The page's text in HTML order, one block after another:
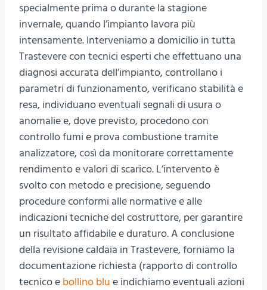
specialmente prima o durante la stagione
invernale, quando l’impianto lavora più
intensamente. Interveniamo a domicilio in tutta
Trastevere con tecnici esperti che effettuano una
diagnosi accurata dell’impianto, controllano i
parametri di funzionamento, verificano stabilità e
resa, individuano eventuali segnali di usura o
anomalie e, dove previsto, procedono con
controllo fumi e prova combustione tramite
analizzatore, così da monitorare correttamente
rendimento e valori di scarico. L’intervento è
svolto con metodo e precisione, seguendo
procedure conformi alle normative e alle
indicazioni tecniche del costruttore, per garantire
un risultato affidabile e duraturo. A conclusione
della revisione caldaia in Trastevere, forniamo la
documentazione richiesta (rapporto di controllo
tecnico e bollino blu e indichiamo eventuali azioni